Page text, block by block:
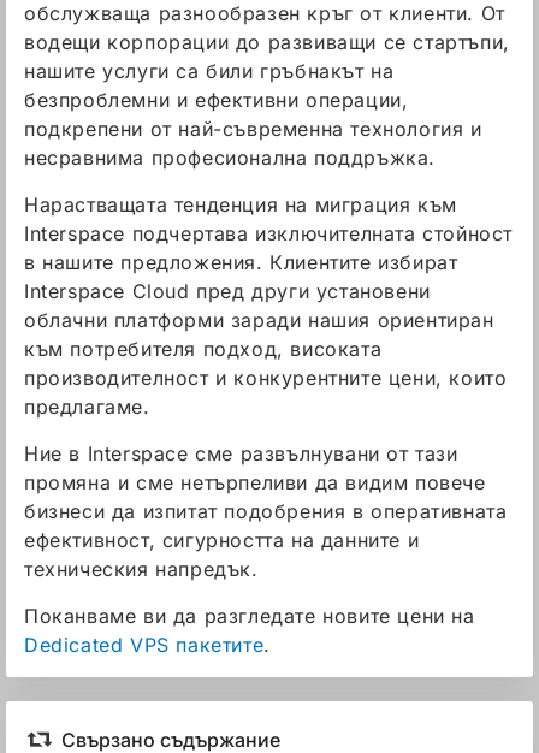
обслужваща разнообразен кръг от клиенти. От
водещи корпорации до развиващи се стартъпи,
нашите услуги са били гръбнакът на
безпроблемни и ефективни операции,
подкрепени от най-съвременна технология и
несравнима професионална поддръжка.
Нарастващата тенденция на миграция към
Interspace подчертава изключителната стойност
в нашите предложения. Клиентите избират
Interspace Cloud пред други установени
облачни платформи заради нашия ориентиран
към потребителя подход, високата
производителност и конкурентните цени, които
предлагаме.
Ние в Interspace сме развълнувани от тази
промяна и сме нетърпеливи да видим повече
бизнеси да изпитат подобрения в оперативната
ефективност, сигурността на данните и
техническия напредък.
Поканваме ви да разгледате новите цени на
Dedicated VPS пакетите.
Свързано съдържание